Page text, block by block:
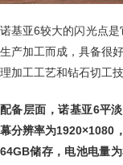
诺基亚6较大的闪光点
生产加工而成，具备很
理加工工艺和钻石切工
配备层面，诺基亚6平
幕分辨率为1920×1080
64GB储存，电池电量